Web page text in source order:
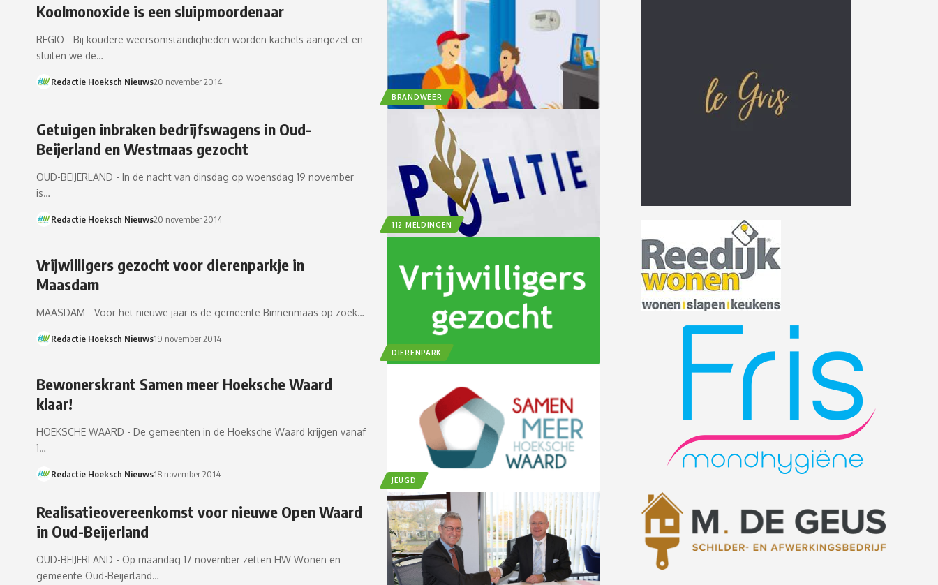
BRANDWEER
Koolmonoxide is een sluipmoordenaar
REGIO - Bij koudere weersomstandigheden worden kachels aangezet en
sluiten we de…
Redactie Hoeksch Nieuws20 november 2014
112 MELDINGEN
Getuigen inbraken bedrijfswagens in Oud-
Beijerland en Westmaas gezocht
OUD-BEIJERLAND - In de nacht van dinsdag op woensdag 19 november
is…
Redactie Hoeksch Nieuws20 november 2014
DIERENPARK
Vrijwilligers gezocht voor dierenparkje in
Maasdam
MAASDAM - Voor het nieuwe jaar is de gemeente Binnenmaas op zoek…
Redactie Hoeksch Nieuws19 november 2014
JEUGD
Bewonerskrant Samen meer Hoeksche Waard
klaar!
HOEKSCHE WAARD - De gemeenten in de Hoeksche Waard krijgen vanaf
1…
Redactie Hoeksch Nieuws18 november 2014
Realisatieovereenkomst voor nieuwe Open Waard
in Oud-Beijerland
OUD-BEIJERLAND - Op maandag 17 november zetten HW Wonen en
gemeente Oud-Beijerland…